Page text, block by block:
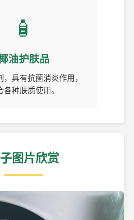
🧴
油护肤品
具有抗菌消炎作用，
各种肤质使用。
图片欣赏